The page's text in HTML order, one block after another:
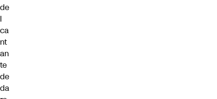
de
l
ca
nt
an
te
de
da